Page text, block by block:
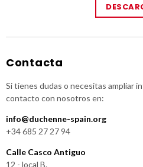
Contacta
Si tienes dudas o necesitas ampliar
contacto con nosotros en:
info@duchenne-spain.org
+34 685 27 27 94
Calle Casco Antiguo
12 - local B.